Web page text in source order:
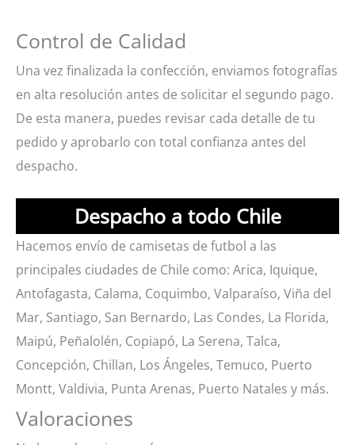
Control de Calidad
Una vez finalizada la confección, enviamos fotografías
en alta resolución antes de solicitar el segundo pago.
De esta manera, puedes revisar cada detalle de tu
pedido y aprobarlo con total confianza antes del
despacho.
Despacho a todo Chile
Hacemos envío de camisetas de futbol a las
principales ciudades de Chile como: Arica, Iquique,
Antofagasta, Calama, Coquimbo, Valparaíso, Viña del
Mar, Santiago, San Bernardo, Las Condes, La Florida,
Maipú, Peñalolén, Copiapó, La Serena, Talca,
Concepción, Chillan, Los Ángeles, Temuco, Puerto
Montt, Valdivia, Punta Arenas, Puerto Natales y más.
Valoraciones